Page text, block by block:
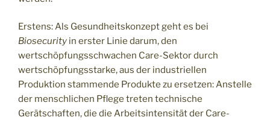
Erstens: Als Gesundheitskonzept geht es bei
Biosecurity in erster Linie darum, den
wertschöpfungsschwachen Care-Sektor durch
wertschöpfungsstarke, aus der industriellen
Produktion stammende Produkte zu ersetzen: Anstelle
der menschlichen Pflege treten technische
Gerätschaften, die die Arbeitsintensität der Care-